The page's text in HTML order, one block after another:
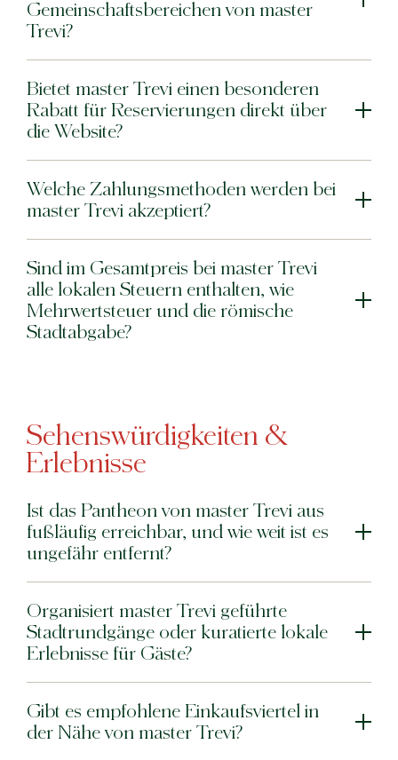
Gemeinschaftsbereichen von master
Trevi?
Bietet master Trevi einen besonderen
Rabatt für Reservierungen direkt über
die Website?
Welche Zahlungsmethoden werden bei
master Trevi akzeptiert?
Sind im Gesamtpreis bei master Trevi
alle lokalen Steuern enthalten, wie
Mehrwertsteuer und die römische
Stadtabgabe?
Sehenswürdigkeiten &
Erlebnisse
Ist das Pantheon von master Trevi aus
fußläufig erreichbar, und wie weit ist es
ungefähr entfernt?
Organisiert master Trevi geführte
Stadtrundgänge oder kuratierte lokale
Erlebnisse für Gäste?
Gibt es empfohlene Einkaufsviertel in
der Nähe von master Trevi?